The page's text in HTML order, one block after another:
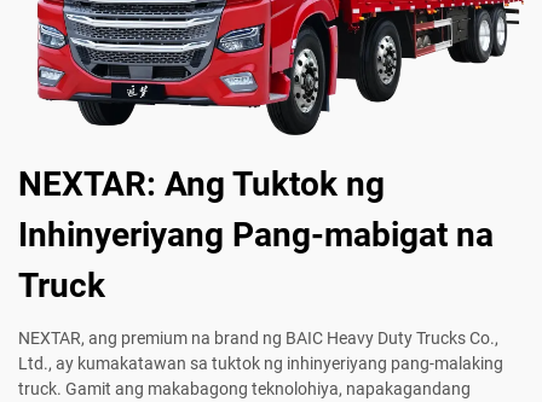
NEXTAR: Ang Tuktok ng
Inhinyeriyang Pang-mabigat na
Truck
NEXTAR, ang premium na brand ng BAIC Heavy Duty Trucks Co.,
Ltd., ay kumakatawan sa tuktok ng inhinyeriyang pang-malaking
truck. Gamit ang makabagong teknolohiya, napakagandang